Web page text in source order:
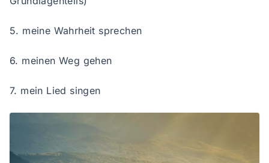
5. meine Wahrheit sprechen
6. meinen Weg gehen
7. mein Lied singen